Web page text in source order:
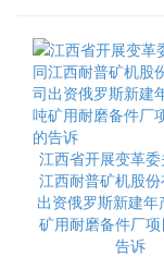
江西省开展变革
江西耐普矿机股
出资俄罗斯新建
矿用耐磨备件厂
告诉